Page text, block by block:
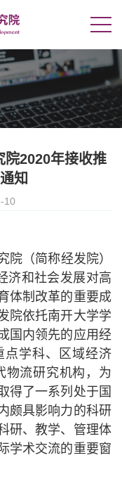
院2020年接收推
知
10
院（简称经发院）
济和社会发展对高
体制改革的重要成
院依托南开大学学
国内领先的应用经
点学科、区域经济
物流研究机构，为
得了一系列处于国
颇具影响力的科研
研、教学、管理体
学术交流的重要窗